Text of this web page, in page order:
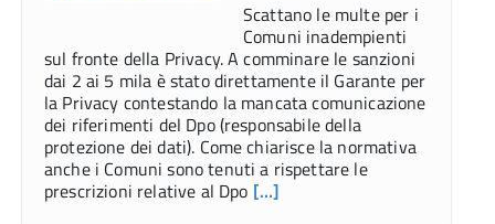
Scattano le multe per i
Comuni inadempienti
sul fronte della Privacy. A comminare le sanzioni
dai 2 ai 5 mila è stato direttamente il Garante per
la Privacy contestando la mancata comunicazione
dei riferimenti del Dpo (responsabile della
protezione dei dati). Come chiarisce la normativa
anche i Comuni sono tenuti a rispettare le
prescrizioni relative al Dpo […]